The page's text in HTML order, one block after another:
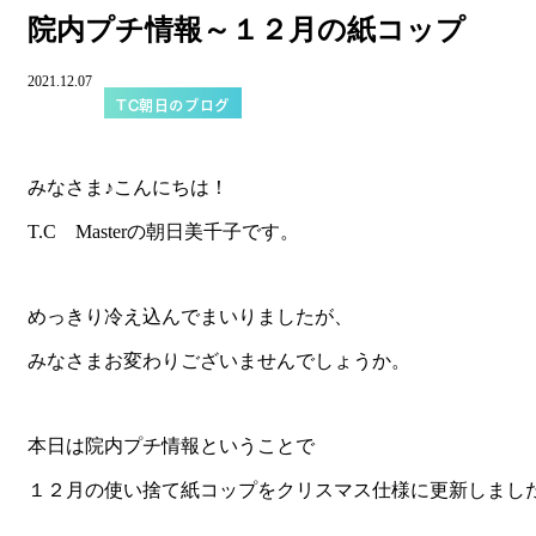
院内プチ情報～１２月の紙コップ
2021.12.07
TC朝日のブログ
みなさま♪こんにちは！
T.C Masterの朝日美千子です。
めっきり冷え込んでまいりましたが、
みなさまお変わりございませんでしょうか。
本日は院内プチ情報ということで
１２月の使い捨て紙コップをクリスマス仕様に更新しまし